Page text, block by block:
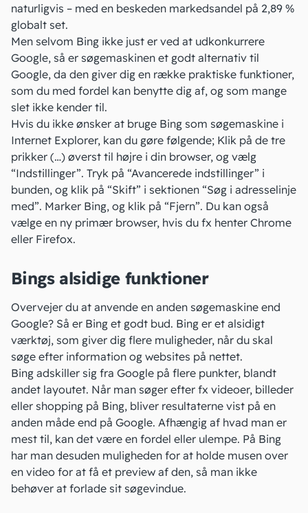
naturligvis – med en beskeden markedsandel på 2,89 %
globalt set.
Men selvom Bing ikke just er ved at udkonkurrere
Google, så er søgemaskinen et godt alternativ til
Google, da den giver dig en række praktiske funktioner,
som du med fordel kan benytte dig af, og som mange
slet ikke kender til.
Hvis du ikke ønsker at bruge Bing som søgemaskine i
Internet Explorer, kan du gøre følgende; Klik på de tre
prikker (…) øverst til højre i din browser, og vælg
“Indstillinger”. Tryk på “Avancerede indstillinger” i
bunden, og klik på “Skift” i sektionen “Søg i adresselinje
med”. Marker Bing, og klik på “Fjern”. Du kan også
vælge en ny primær browser, hvis du fx henter Chrome
eller Firefox.
Bings alsidige funktioner
Overvejer du at anvende en anden søgemaskine end
Google? Så er Bing et godt bud. Bing er et alsidigt
værktøj, som giver dig flere muligheder, når du skal
søge efter information og websites på nettet.
Bing adskiller sig fra Google på flere punkter, blandt
andet layoutet. Når man søger efter fx videoer, billeder
eller shopping på Bing, bliver resultaterne vist på en
anden måde end på Google. Afhængig af hvad man er
mest til, kan det være en fordel eller ulempe. På Bing
har man desuden muligheden for at holde musen over
en video for at få et preview af den, så man ikke
behøver at forlade sit søgevindue.